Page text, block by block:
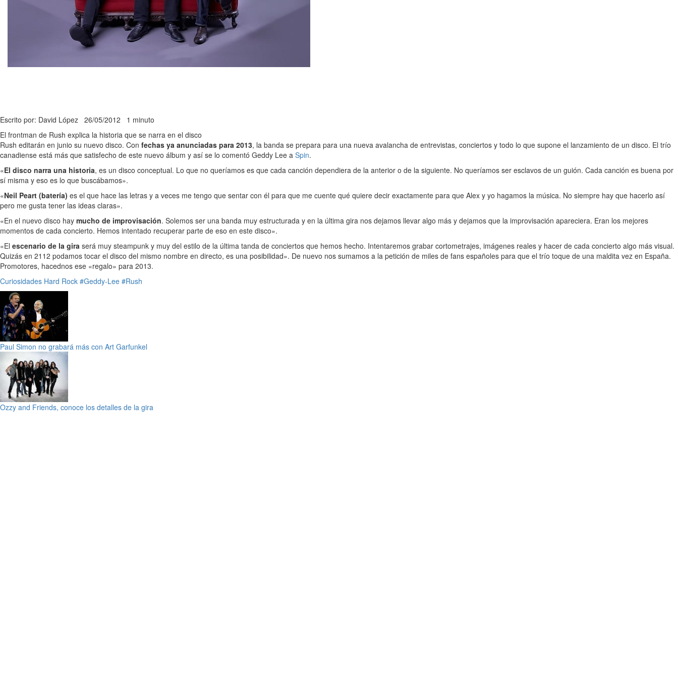
Escrito por: David López 26/05/2012 1 minuto
El frontman de Rush explica la historia que se narra en el disco
Rush editarán en junio su nuevo disco. Con fechas ya anunciadas para 2013, la banda se prepara para una nueva avalancha de entrevistas, conciertos y todo lo que supone el lanzamiento de un disco. El trío
canadiense está más que satisfecho de este nuevo álbum y así se lo comentó Geddy Lee a Spin.
«El disco narra una historia, es un disco conceptual. Lo que no queríamos es que cada canción dependiera de la anterior o de la siguiente. No queríamos ser esclavos de un guión. Cada canción es buena por
sí misma y eso es lo que buscábamos».
«Neil Peart (batería) es el que hace las letras y a veces me tengo que sentar con él para que me cuente qué quiere decir exactamente para que Alex y yo hagamos la música. No siempre hay que hacerlo así
pero me gusta tener las ideas claras».
«En el nuevo disco hay mucho de improvisación. Solemos ser una banda muy estructurada y en la última gira nos dejamos llevar algo más y dejamos que la improvisación apareciera. Eran los mejores
momentos de cada concierto. Hemos intentado recuperar parte de eso en este disco».
«El escenario de la gira será muy steampunk y muy del estilo de la última tanda de conciertos que hemos hecho. Intentaremos grabar cortometrajes, imágenes reales y hacer de cada concierto algo más visual.
Quizás en 2112 podamos tocar el disco del mismo nombre en directo, es una posibilidad». De nuevo nos sumamos a la petición de miles de fans españoles para que el trío toque de una maldita vez en España.
Promotores, hacednos ese «regalo» para 2013.
Curiosidades Hard Rock #Geddy-Lee #Rush
Paul Simon no grabará más con Art Garfunkel
Ozzy and Friends, conoce los detalles de la gira